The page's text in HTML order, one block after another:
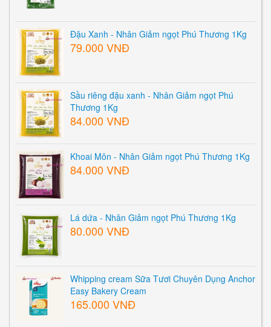
Đậu Xanh - Nhân Giảm ngọt Phú Thương 1Kg
79.000 VNĐ
Sầu riêng đậu xanh - Nhân Giảm ngọt Phú
Thương 1Kg
84.000 VNĐ
Khoai Môn - Nhân Giảm ngọt Phú Thương 1Kg
84.000 VNĐ
Lá dứa - Nhân Giảm ngọt Phú Thương 1Kg
80.000 VNĐ
Whipping cream Sữa Tươi Chuyên Dụng Anchor
Easy Bakery Cream
165.000 VNĐ